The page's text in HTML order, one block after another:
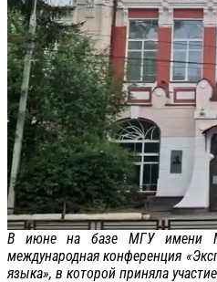
В июне на базе МГУ имени
международная конференция
языка», в которой приняла